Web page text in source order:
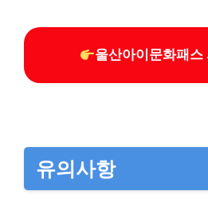
울산아이문화패스
유의사항